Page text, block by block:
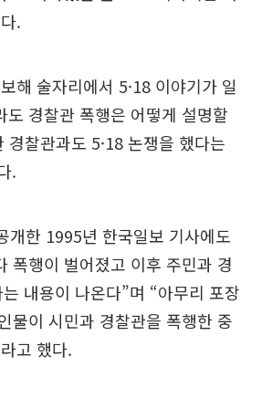
.
해 술자리에서 5·18 이야기가 일
도 경찰관 폭행은 어떻게 설명할
경찰관과도 5·18 논쟁을 했다는
.
개한 1995년 한국일보 기사에도
폭행이 벌어졌고 이후 주민과 경
내용이 나온다”며 “아무리 포장
물이 시민과 경찰관을 폭행한 중
고 했다.